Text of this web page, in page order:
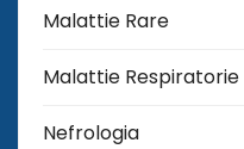
Malattie Rare
Malattie Respiratorie
Nefrologia